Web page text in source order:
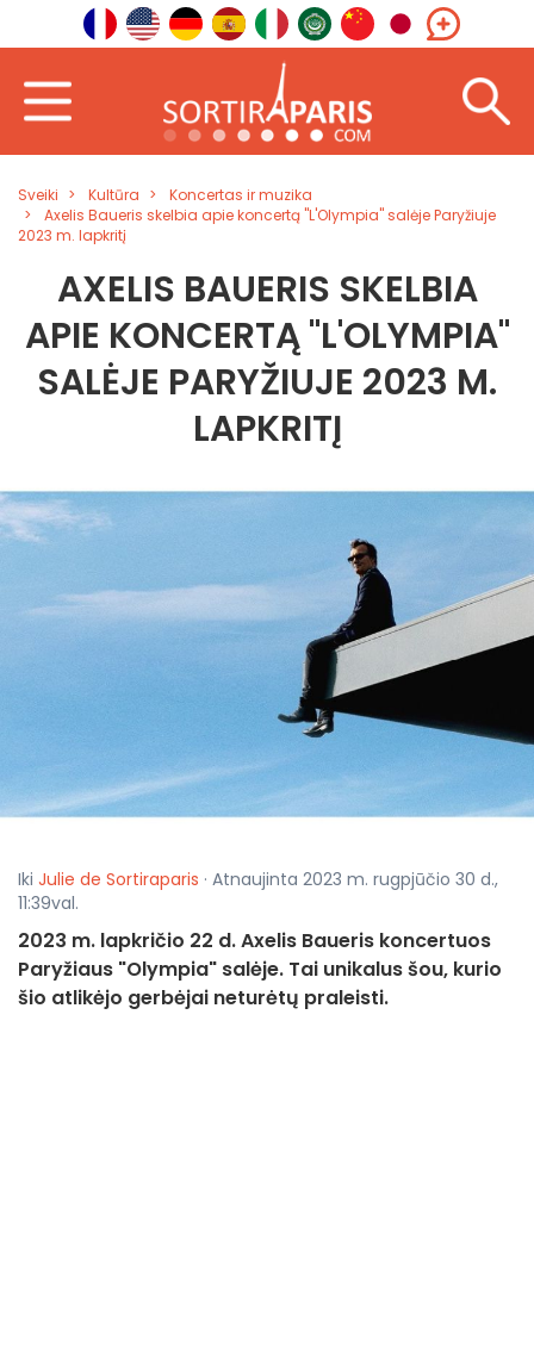
Sveiki Kultūra
Koncertas ir muzika
Axelis Baueris skelbia apie koncertą "L'Olympia" salėje Paryžiuje
2023 m. lapkritį
AXELIS BAUERIS SKELBIA
APIE KONCERTĄ "L'OLYMPIA"
SALĖJE PARYŽIUJE 2023 M.
LAPKRITĮ
Iki Julie de Sortiraparis · Atnaujinta 2023 m. rugpjūčio 30 d.,
11:39val.
2023 m. lapkričio 22 d. Axelis Baueris koncertuos
Paryžiaus "Olympia" salėje. Tai unikalus šou, kurio
šio atlikėjo gerbėjai neturėtų praleisti.